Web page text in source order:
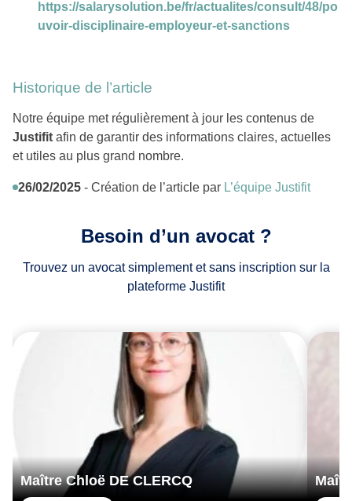
https://salarysolution.be/fr/actualites/consult/48/po
uvoir-disciplinaire-employeur-et-sanctions
Historique de l’article
Notre équipe met régulièrement à jour les contenus de
Justifit afin de garantir des informations claires, actuelles
et utiles au plus grand nombre.
26/02/2025 - Création de l’article par L’équipe Justifit
Besoin d’un avocat ?
Trouvez un avocat simplement et sans inscription sur la
plateforme Justifit
Maître Chloë DE CLERCQ